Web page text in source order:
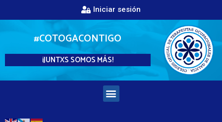
Iniciar sesión
#COTOGACONTIGO
¡JUNTXS SOMOS MÁS!